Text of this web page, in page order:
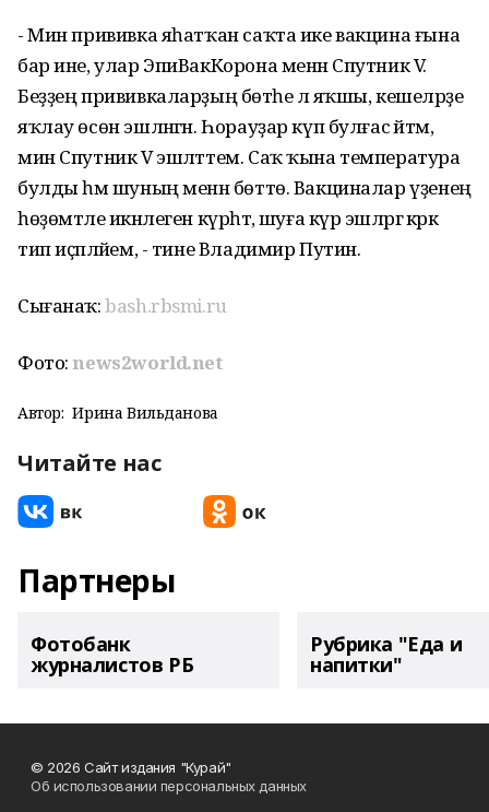
- Мин прививка яһатҡан саҡта ике вакцина ғына
бар ине, улар ЭпиВакКорона менән Спутник V.
Беҙҙең прививкаларҙың бөтәһе лә яҡшы, кешеләрҙе
яҡлау өсөн эшләнгән. Һорауҙар күп булғас әйтәм,
мин Спутник V эшләттем. Саҡ ҡына температура
булды һәм шуның менән бөттө. Вакциналар үҙенең
һөҙөмтәле икәнлеген күрһәтә, шуға күрә эшләргә кәрәк
тип иҫәпләйем, - тине Владимир Путин.
Сығанаҡ:bash.rbsmi.ru
Фото:news2world.net
Автор: Ирина Вильданова
Читайте нас
Партнеры
Фотобанк
журналистов РБ
Рубрика "Еда и
напитки"
© 2026 Сайт издания "Курай"
Об использовании персональных данных